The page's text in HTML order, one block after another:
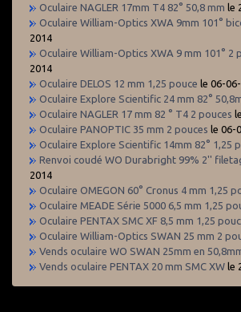
Oculaire NAGLER 17mm T4 82° 50,8 mm le
Oculaire William-Optics XWA 9mm 101°
2014
Oculaire William-Optics XWA 9 mm 101° 2
2014
Oculaire DELOS 12 mm 1,25 pouce le 06-
Oculaire Explore Scientific 24 mm 82°
Oculaire NAGLER 17 mm 82 ° T4 2 pouces
Oculaire PANOPTIC 35 mm 2 pouces le 06-
Oculaire Explore Scientific 14mm 82° 1,25
Renvoi coudé WO Durabright 99% 2''
2014
Oculaire OMEGON 60° Cronus 4 mm 1,25
Oculaire MEADE Série 5000 6,5 mm 1,25
Oculaire PENTAX SMC XF 8,5 mm 1,25
Oculaire William-Optics SWAN 25 mm 2
Vends oculaire WO SWAN 25mm en
Vends oculaire PENTAX 20 mm SMC XW le